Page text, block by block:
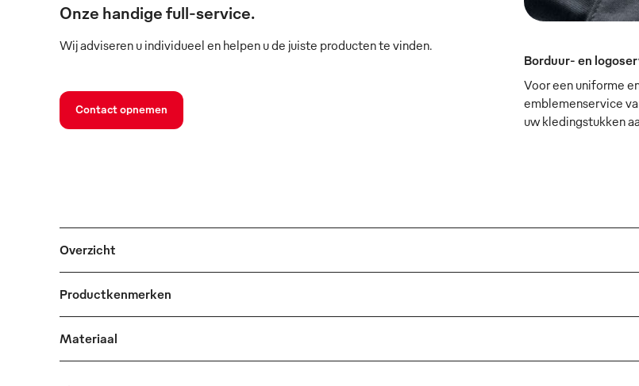
Onze handige full-service.
Wij adviseren u individueel en helpen u de juiste producten te vinden.
Contact opnemen
Borduur- en
Voor een uniforme
emblemenservice
uw kledingstukken
Overzicht
Productkenmerken
Materiaal